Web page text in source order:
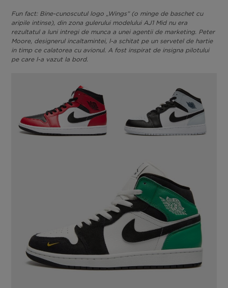
Fun fact: Bine-cunoscutul logo „Wings” (o minge de baschet cu
aripile intinse), din zona gulerului modelului AJ1 Mid nu era
rezultatul a luni intregi de munca a unei agentii de marketing. Peter
Moore, designerul incaltamintei, l-a schitat pe un servetel de hartie
in timp ce calatorea cu avionul. A fost inspirat de insigna pilotului
pe care l-a vazut la bord.